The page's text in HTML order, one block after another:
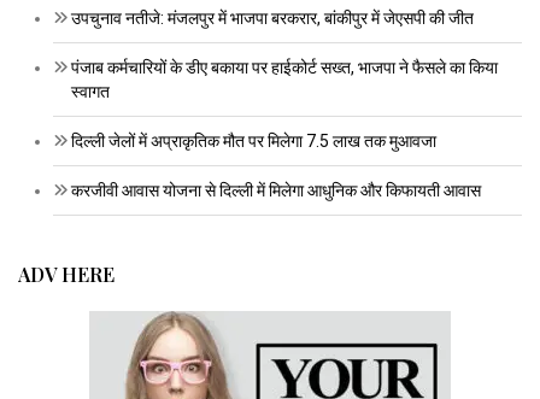
उपचुनाव नतीजे: मंजलपुर में भाजपा बरकरार, बांकीपुर में जेएसपी की जीत
पंजाब कर्मचारियों के डीए बकाया पर हाईकोर्ट सख्त, भाजपा ने फैसले का किया
स्वागत
दिल्ली जेलों में अप्राकृतिक मौत पर मिलेगा 7.5 लाख तक मुआवजा
करजीवी आवास योजना से दिल्ली में मिलेगा आधुनिक और किफायती आवास
ADV HERE